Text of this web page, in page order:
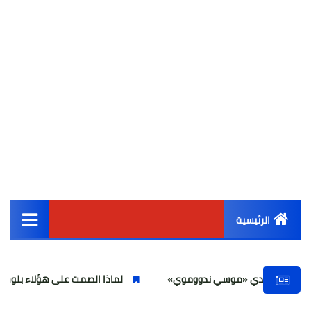
الرئيسية
أخبار مصر
«موسي ندووموي» لماذا الصمت على هؤلاء بلوجر تسيء